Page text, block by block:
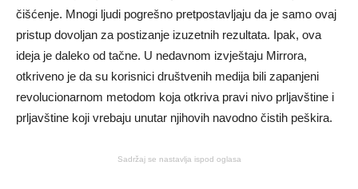
čišćenje. Mnogi ljudi pogrešno pretpostavljaju da je samo ovaj
pristup dovoljan za postizanje izuzetnih rezultata. Ipak, ova
ideja je daleko od tačne. U nedavnom izvještaju Mirrora,
otkriveno je da su korisnici društvenih medija bili zapanjeni
revolucionarnom metodom koja otkriva pravi nivo prljavštine i
prljavštine koji vrebaju unutar njihovih navodno čistih peškira.
Sadržaj se nastavlja ispod oglasa